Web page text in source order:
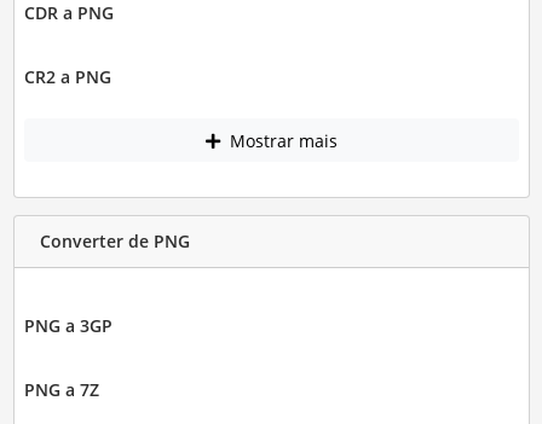
CDR a PNG
CR2 a PNG
Mostrar mais
Converter de PNG
PNG a 3GP
PNG a 7Z